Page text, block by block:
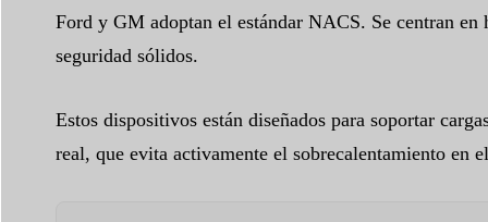
Ford y GM adoptan el estándar NACS. Se centran
seguridad sólidos.
Estos dispositivos están diseñados para soportar
real, que evita activamente el sobrecalentamiento en